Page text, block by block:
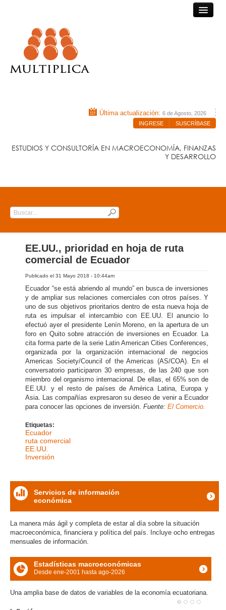
Última actualización: 6 de Agosto, 2026
INGRESE
SUSCRÍBASE
ESTUDIOS Y CONSULTORÍA EN MACROECONOMÍA, FINANZAS
Y DESARROLLO
QUIÉNES SOMOS
NUESTRA EXPERIENCIA
Submit
EE.UU., prioridad en hoja de ruta
comercial de Ecuador
Publicado el 31 Mayo 2018 - 10:44am
Ecuador “se está abriendo al mundo” en busca de inversiones
y de ampliar sus relaciones comerciales con otros países. Y
uno de sus objetivos prioritarios dentro de esta nueva hoja de
ruta es impulsar el intercambio con EE.UU. El anuncio lo
efectuó ayer el presidente Lenín Moreno, en la apertura de un
foro en Quito sobre atracción de inversiones en Ecuador. La
cita forma parte de la serie Latin American Cities Conferences,
organizada por la organización internacional de negocios
Americas Society/Council of the Americas (AS/COA). En el
conversatorio participaron 30 empresas, de las 240 que son
miembro del organismo internacional. De ellas, el 65% son de
EE.UU. y el resto de países de América Latina, Europa y
Asia. Las compañías expresaron su deseo de venir a Ecuador
para conocer las opciones de inversión. Fuente: El Comercio.
Etiquetas:
Ecuador
ruta comercial
EE.UU.
Inversión
Servicios de información
económica
La manera más ágil y completa de estar al día sobre la situación
macroeconómica, financiera y política del país. Incluye ocho entregas
mensuales de información.
icon
Estadísticas macroeconómicas
Desde ene-2001 hasta ago-2026
Una amplia base de datos de variables de la economía ecuatoriana.